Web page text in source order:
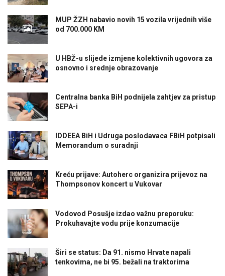
MUP ŽZH nabavio novih 15 vozila vrijednih više
od 700.000 KM
U HBŽ-u slijede izmjene kolektivnih ugovora za
osnovno i srednje obrazovanje
Centralna banka BiH podnijela zahtjev za pristup
SEPA-i
IDDEEA BiH i Udruga poslodavaca FBiH potpisali
Memorandum o suradnji
Kreću prijave: Autoherc organizira prijevoz na
Thompsonov koncert u Vukovar
Vodovod Posušje izdao važnu preporuku:
Prokuhavajte vodu prije konzumacije
Širi se status: Da 91. nismo Hrvate napali
tenkovima, ne bi 95. bežali na traktorima